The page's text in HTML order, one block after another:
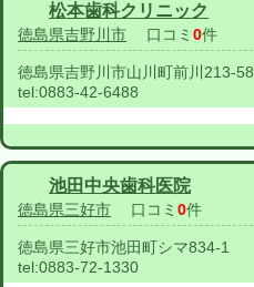
松本歯科クリニック
徳島県吉野川市 口コミ 0件
徳島県吉野川市山川町前川213-58
tel:0883-42-6488
池田中央歯科医院
徳島県三好市 口コミ 0件
徳島県三好市池田町シマ834-1
tel:0883-72-1330